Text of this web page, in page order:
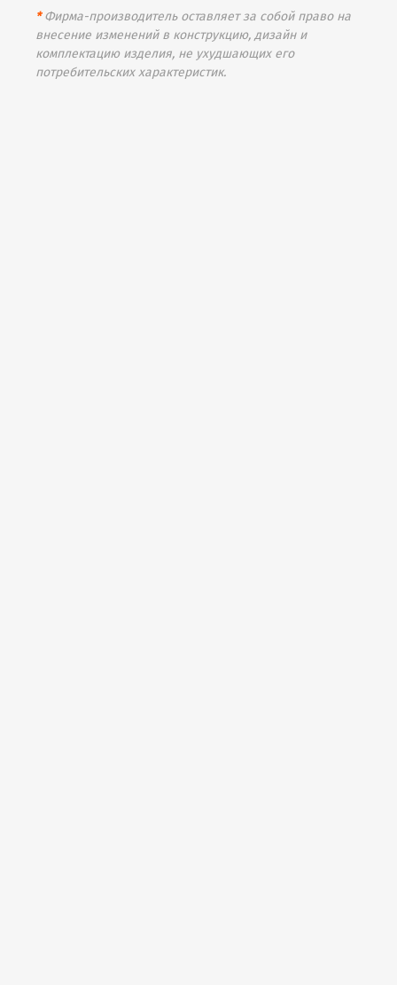
*Фирма-производитель оставляет за собой право на
внесение изменений в конструкцию, дизайн и
комплектацию изделия, не ухудшающих его
потребительских характеристик.